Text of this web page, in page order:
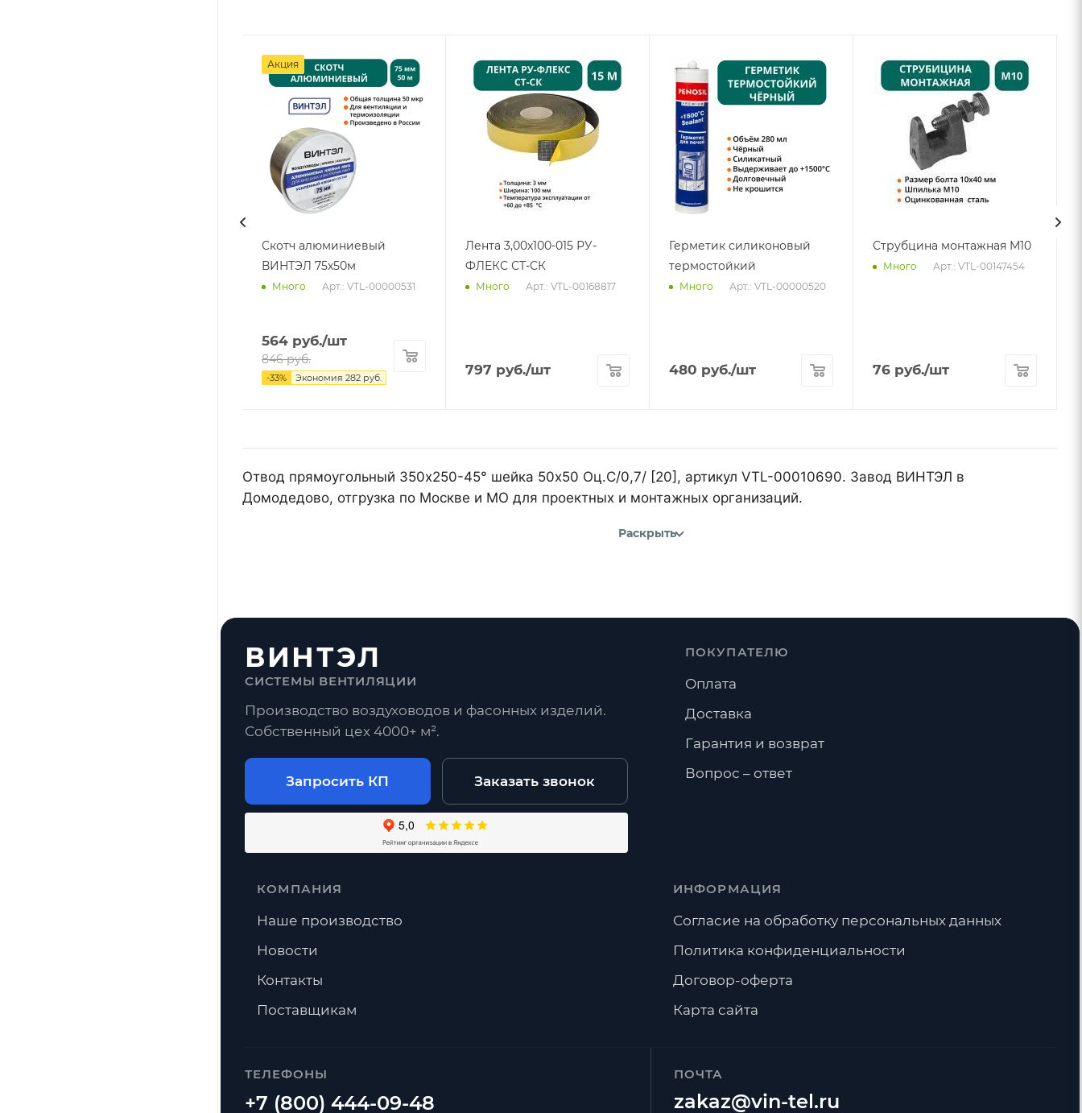
Акция
Скотч алюминиевый
ВИНТЭЛ 75х50м
Много Арт.: VTL-00000531
564 руб./шт
846руб.
-33% Экономия 282 руб.
Лента 3,00х100-015 РУ-
ФЛЕКС СТ-СК
Много Арт.: VTL-00168817
797 руб./шт
Герметик силиконовый
термостойкий
Много Арт.: VTL-00000520
480 руб./шт
Струбцина монтажная М10
Много Арт.: VTL-00147454
76 руб./шт
Отвод прямоугольный 350х250-45° шейка 50х50 Оц.С/0,7/ [20], артикул VTL-00010690. Завод ВИНТЭЛ в
Домодедово, отгрузка по Москве и МО для проектных и монтажных организаций.
Раскрыть
ВИНТЭЛ
СИСТЕМЫ ВЕНТИЛЯЦИИ
Производство воздуховодов и фасонных изделий.
Собственный цех 4000+ м².
Запросить КП Заказать звонок
ТЕЛЕФОНЫ ПОЧТА
zakaz@vin-tel.ru
ПОКУПАТЕЛЮ
Оплата
Доставка
Гарантия и возврат
Вопрос – ответ
КОМПАНИЯ
Наше производство
Новости
Контакты
Поставщикам
ИНФОРМАЦИЯ
Согласие на обработку персональных данных
Политика конфиденциальности
Договор-оферта
Карта сайта